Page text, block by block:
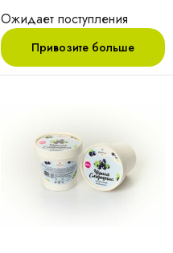
Ожидает поступления
Привозите больше